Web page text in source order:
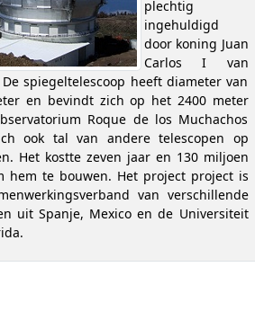
plechtig
ingehuldigd
door koning Juan
Carlos I van
De spiegeltelescoop heeft diameter van
en bevindt zich op het 2400 meter
Roque de los Muchachos
ook tal van andere telescopen op
Het kostte zeven jaar en 130 miljoen
hem te bouwen. Het project project is
van verschillende
uit Spanje, Mexico en de Universiteit